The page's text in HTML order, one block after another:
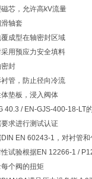
芯，允许高kV流量
轴套
成型在轴密封区域
用预应力安全填料
封
管，防止径向冷流
垫板，浸入阀体
40.3 / EN-GJS-400-18-LT
求进行测试认证
EN 60243-1，对衬管
试验根据EN 12266-1 /
个阀的扭矩